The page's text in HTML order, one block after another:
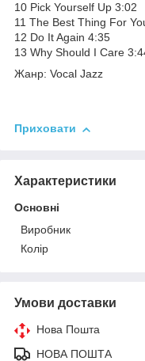
10 Pick Yourself Up 3:02
11 The Best Thing For
12 Do It Again 4:35
13 Why Should I Care
Жанр: Vocal Jazz
Приховати
Характеристики
Основні
Виробник
Колір
Умови доставки
Нова Пошта
НОВА ПОШТА